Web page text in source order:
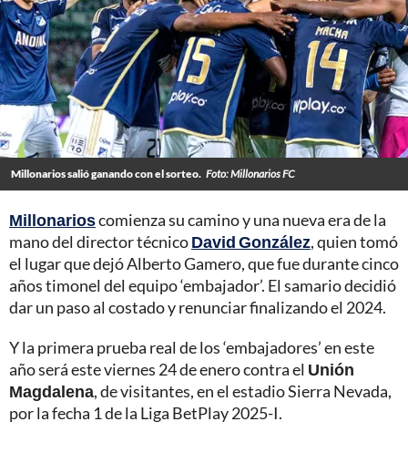
Millonarios salió ganando con el sorteo. Foto: Millonarios FC
Millonarioscomienza su camino y una nueva era de la
mano del director técnicoDavid González, quien tomó
el lugar que dejó Alberto Gamero, que fue durante cinco
años timonel del equipo ‘embajador’. El samario decidió
dar un paso al costado y renunciar finalizando el 2024.
Y la primera prueba real de los ‘embajadores’ en este
año será este viernes 24 de enero contra el Unión
Magdalena, de visitantes, en el estadio Sierra Nevada,
por la fecha 1 de la Liga BetPlay 2025-I.